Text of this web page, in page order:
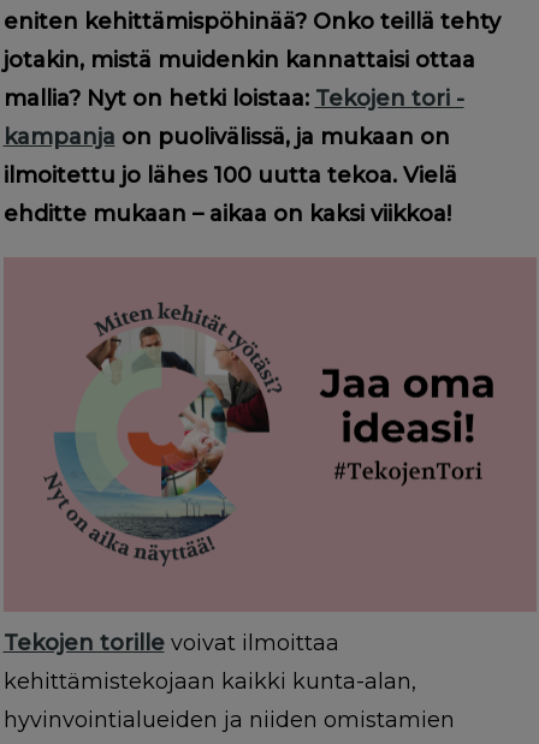
eniten kehittämispöhinää? Onko teillä tehty
jotakin, mistä muidenkin kannattaisi ottaa
mallia? Nyt on hetki loistaa: Tekojen tori -
kampanja on puolivälissä, ja mukaan on
ilmoitettu jo lähes 100 uutta tekoa. Vielä
ehditte mukaan – aikaa on kaksi viikkoa!
Tekojen torillevoivat ilmoittaa
kehittämistekojaan kaikki kunta-alan,
hyvinvointialueiden ja niiden omistamien